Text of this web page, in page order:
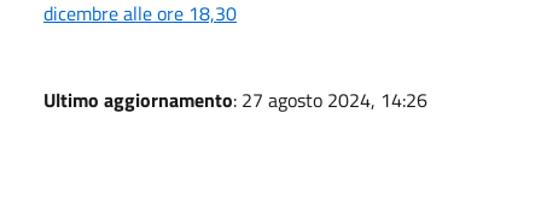
dicembre alle ore 18,30
Ultimo aggiornamento: 27 agosto 2024, 14:26